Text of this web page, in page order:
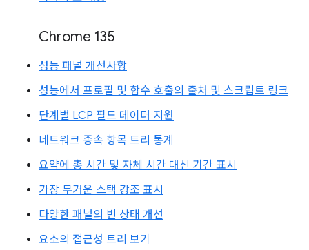
Chrome 135
성능 패널 개선사항
성능에서 프로필 및 함수 호출의 출처 및 스크립트 링크
단계별 LCP 필드 데이터 지원
네트워크 종속 항목 트리 통계
요약에 총 시간 및 자체 시간 대신 기간 표시
가장 무거운 스택 강조 표시
다양한 패널의 빈 상태 개선
요소의 접근성 트리 보기